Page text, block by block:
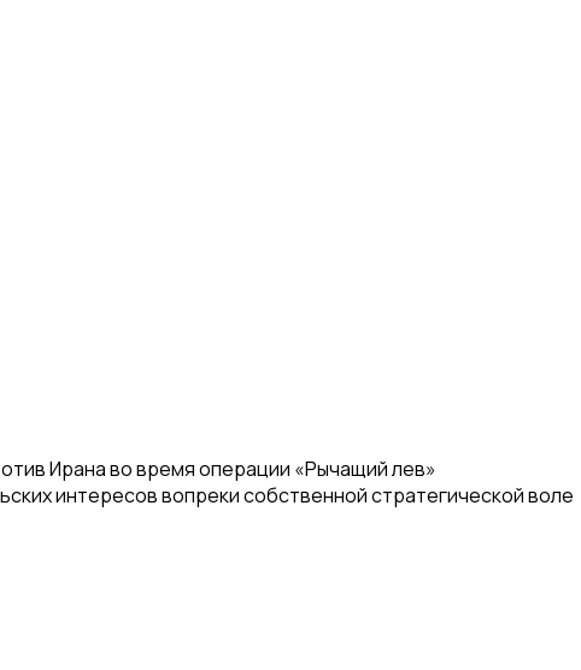
Ирана во время операции «Рычащий лев»
интересов вопреки собственной стратегической воле